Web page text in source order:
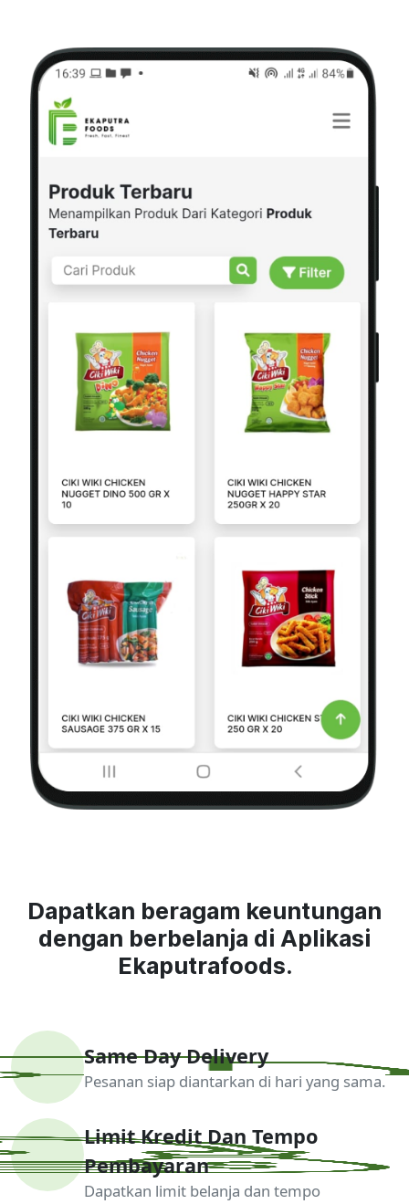
Dapatkan beragam keuntungan
dengan berbelanja di Aplikasi
Ekaputrafoods.
Same Day Delivery
Pesanan siap diantarkan di hari yang sama.
Limit Kredit Dan Tempo
Pembayaran
Dapatkan limit belanja dan tempo